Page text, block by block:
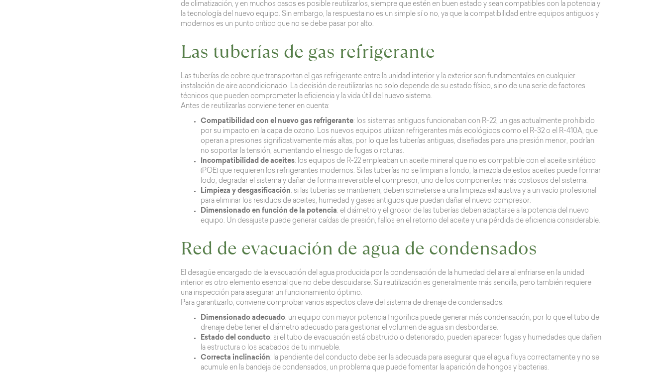
de climatización, y en muchos casos es posible reutilizarlos, siempre que estén en buen estado y sean compatibles con la potencia y
la tecnología del nuevo equipo. Sin embargo, la respuesta no es un simple sí o no, ya que la compatibilidad entre equipos antiguos y
modernos es un punto crítico que no se debe pasar por alto.
Las tuberías de gas refrigerante
Las tuberías de cobre que transportan el gas refrigerante entre la unidad interior y la exterior son fundamentales en cualquier
instalación de aire acondicionado. La decisión de reutilizarlas no solo depende de su estado físico, sino de una serie de factores
técnicos que pueden comprometer la eficiencia y la vida útil del nuevo sistema.
Antes de reutilizarlas conviene tener en cuenta:
Compatibilidad con el nuevo gas refrigerante: los sistemas antiguos funcionaban con R-22, un gas actualmente prohibido
por su impacto en la capa de ozono. Los nuevos equipos utilizan refrigerantes más ecológicos como el R-32 o el R-410A, que
operan a presiones significativamente más altas, por lo que las tuberías antiguas, diseñadas para una presión menor, podrían
no soportar la tensión, aumentando el riesgo de fugas o roturas.
Incompatibilidad de aceites: los equipos de R-22 empleaban un aceite mineral que no es compatible con el aceite sintético
(POE) que requieren los refrigerantes modernos. Si las tuberías no se limpian a fondo, la mezcla de estos aceites puede formar
lodo, degradar el sistema y dañar de forma irreversible el compresor, uno de los componentes más costosos del sistema.
Limpieza y desgasificación: si las tuberías se mantienen, deben someterse a una limpieza exhaustiva y a un vacío profesional
para eliminar los residuos de aceites, humedad y gases antiguos que puedan dañar el nuevo compresor.
Dimensionado en función de la potencia: el diámetro y el grosor de las tuberías deben adaptarse a la potencia del nuevo
equipo. Un desajuste puede generar caídas de presión, fallos en el retorno del aceite y una pérdida de eficiencia considerable.
Red de evacuación de agua de condensados
El desagüe encargado de la evacuación del agua producida por la condensación de la humedad del aire al enfriarse en la unidad
interior es otro elemento esencial que no debe descuidarse. Su reutilización es generalmente más sencilla, pero también requiere
una inspección para asegurar un funcionamiento óptimo.
Para garantizarlo, conviene comprobar varios aspectos clave del sistema de drenaje de condensados:
Dimensionado adecuado: un equipo con mayor potencia frigorífica puede generar más condensación, por lo que el tubo de
drenaje debe tener el diámetro adecuado para gestionar el volumen de agua sin desbordarse.
Estado del conducto: si el tubo de evacuación está obstruido o deteriorado, pueden aparecer fugas y humedades que dañen
la estructura o los acabados de tu inmueble.
Correcta inclinación: la pendiente del conducto debe ser la adecuada para asegurar que el agua fluya correctamente y no se
acumule en la bandeja de condensados, un problema que puede fomentar la aparición de hongos y bacterias.